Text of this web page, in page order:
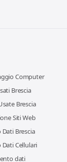
Computer
Brescia
Brescia
Siti Web
Brescia
Dati Cellulari
dati